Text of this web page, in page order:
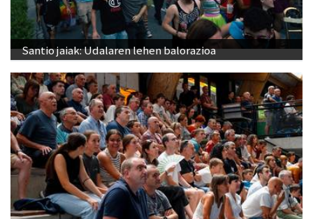
Santio jaiak: Udalaren lehen balorazioa